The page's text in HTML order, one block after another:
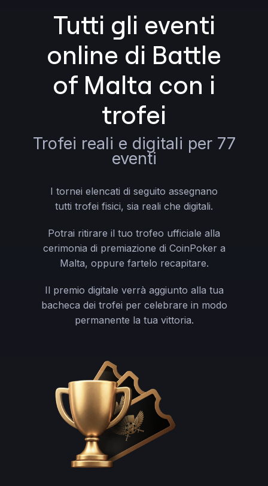
Tutti gli eventi
online di Battle
of Malta con i
trofei
Trofei reali e digitali per 77
eventi
I tornei elencati di seguito assegnano
tutti trofei fisici, sia reali che digitali.
Potrai ritirare il tuo trofeo ufficiale alla
cerimonia di premiazione di CoinPoker a
Malta, oppure fartelo recapitare.
Il premio digitale verrà aggiunto alla tua
bacheca dei trofei per celebrare in modo
permanente la tua vittoria.